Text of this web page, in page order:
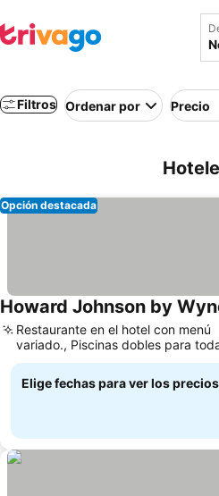
Filtros Ordenar por Precio
Opción destacada
Howard Johnson by
Restaurante en el hotel con menú
variado., Piscinas dobles para
las estaciones
Elige fechas para ver los